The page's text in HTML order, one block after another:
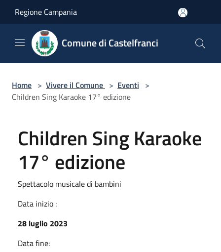
Regione Campania
Comune di Castelfranci
Home > Vivere il Comune > Eventi >
Children Sing Karaoke 17° edizione
Children Sing Karaoke
17° edizione
Spettacolo musicale di bambini
Data inizio :
28 luglio 2023
Data fine: